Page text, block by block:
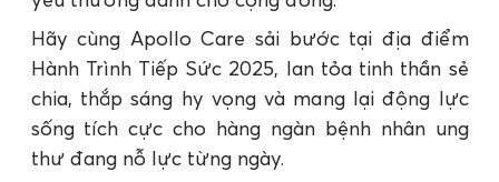
Hãy cùng Apollo Care sải bước tại địa điểm
Hành Trình Tiếp Sức 2025, lan tỏa tinh thần sẻ
chia, thắp sáng hy vọng và mang lại động lực
sống tích cực cho hàng ngàn bệnh nhân ung
thư đang nỗ lực từng ngày.